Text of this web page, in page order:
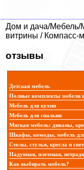
Дом и дача/
витрины / Компасс-
отзывы
Детская мебель
Полные комплекты мебели
Мебель для кухни
Мебель для спальни
Мягкая мебель: диваны,
Шкафы, комоды, мебель
Столы, стулья, кресла и свет
Надувная, плетеная,
Как выбирать мебель?